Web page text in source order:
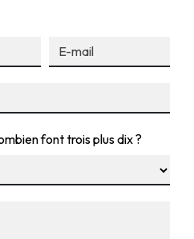
font trois plus dix ?